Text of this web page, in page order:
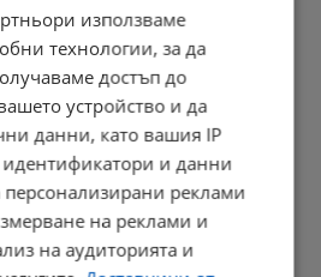
заплахи в Банско
използваме
технологии, за да
достъп до
устройство и да
данни, като вашия IP
и данни
персонализирани реклами
на реклами и
на аудиторията и